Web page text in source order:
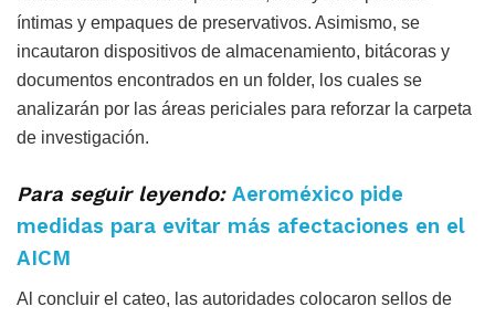
íntimas y empaques de preservativos. Asimismo, se
incautaron dispositivos de almacenamiento, bitácoras y
documentos encontrados en un folder, los cuales se
analizarán por las áreas periciales para reforzar la carpeta
de investigación.
Para seguir leyendo: Aeroméxico pide
medidas para evitar más afectaciones en el
AICM
Al concluir el cateo, las autoridades colocaron sellos de